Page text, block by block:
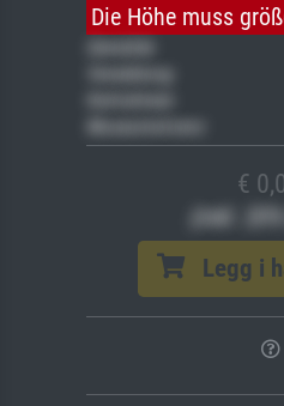
Die Höhe muss
Veredelung
Museumslizenz
€
(inkl.
Legg i